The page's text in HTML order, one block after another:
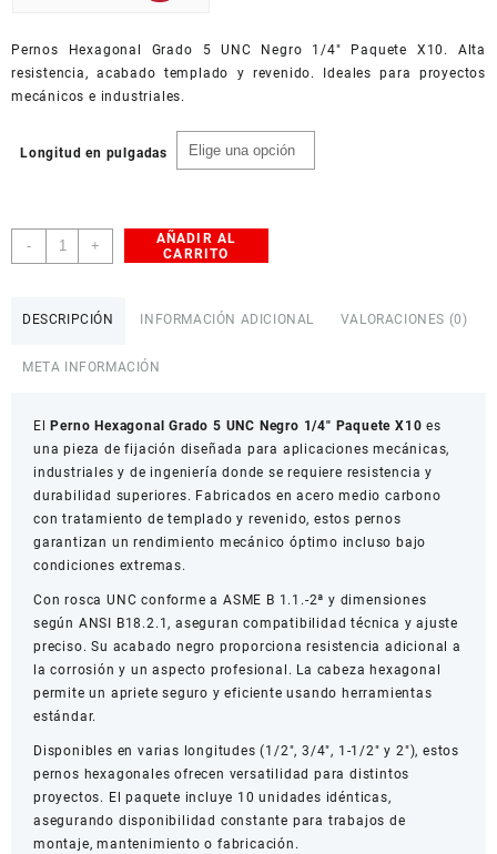
hasta
$ 4.500,0
American Dollar
Pernos Hexagonal Grado 5 UNC Negro 1/4″ Paquete X10. Alta
resistencia, acabado templado y revenido. Ideales para proyectos
mecánicos e industriales.
Longitud en pulgadas
-
Pernos
Hexagonal
X10
cantidad
+
AÑADIR AL
CARRITO
DESCRIPCIÓN INFORMACIÓN ADICIONAL VALORACIONES (0)
META INFORMACIÓN
El Perno Hexagonal Grado 5 UNC Negro 1/4″ Paquete X10 es
una pieza de fijación diseñada para aplicaciones mecánicas,
industriales y de ingeniería donde se requiere resistencia y
durabilidad superiores. Fabricados en acero medio carbono
con tratamiento de templado y revenido, estos pernos
garantizan un rendimiento mecánico óptimo incluso bajo
condiciones extremas.
Con rosca UNC conforme a ASME B 1.1.-2ª y dimensiones
según ANSI B18.2.1, aseguran compatibilidad técnica y ajuste
preciso. Su acabado negro proporciona resistencia adicional a
la corrosión y un aspecto profesional. La cabeza hexagonal
permite un apriete seguro y eficiente usando herramientas
estándar.
Disponibles en varias longitudes (1/2″, 3/4″, 1-1/2″ y 2″), estos
pernos hexagonales ofrecen versatilidad para distintos
proyectos. El paquete incluye 10 unidades idénticas,
asegurando disponibilidad constante para trabajos de
montaje, mantenimiento o fabricación.